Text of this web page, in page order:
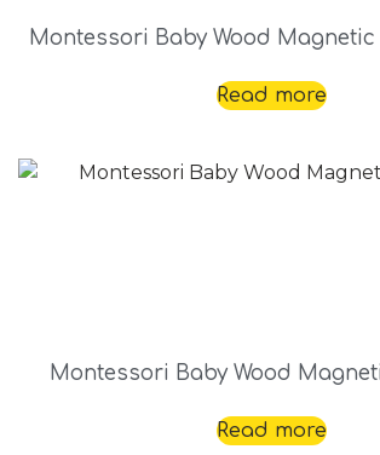
Montessori Baby Wood
Read more
Montessori Baby Wood
Read more